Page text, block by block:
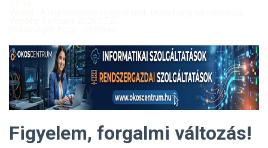
Figyelem, forgalmi változás!